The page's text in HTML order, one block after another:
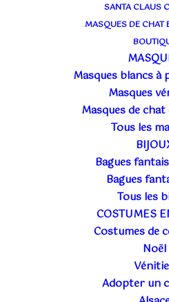
SANTA CLAUS
MASQUES DE CHAT
Masques blancs
Masques
Masques de
Tous les
Bagues
Bagues
Tous les
COSTUMES
Costumes de
Noël
Adopter un
Masques barrière
Masques blancs à
Masques by "Atelier La
Masques couleurs unis (8)
Masques en métal ou dentelle
Masques vénitiens(72)
36
Filtrer les produits